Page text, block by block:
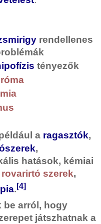
rendellenes
tényezők
a ragasztók,
,
hatások, kémiai
rovarirtó szerek,
.[4]
be arról, hogy
játszhatnak a